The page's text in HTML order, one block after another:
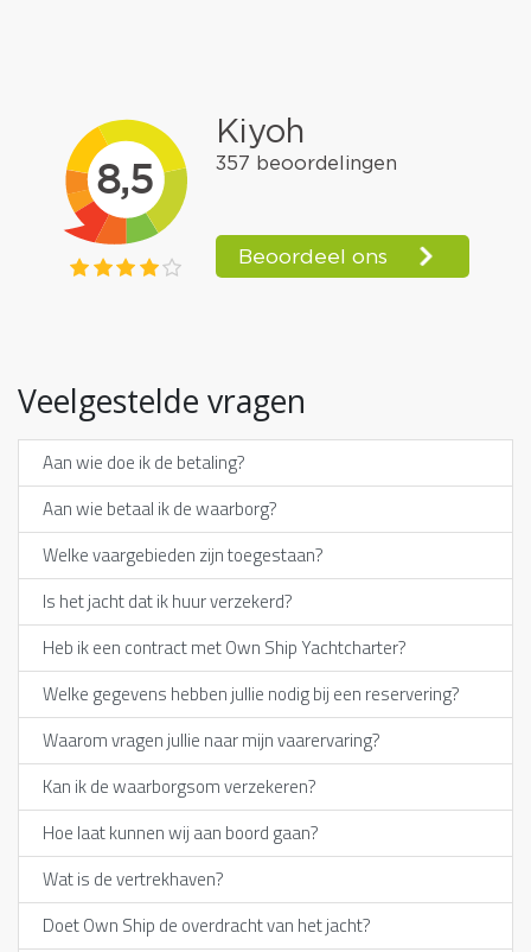
Veelgestelde vragen
Aan wie doe ik de betaling?
Aan wie betaal ik de waarborg?
Welke vaargebieden zijn toegestaan?
Is het jacht dat ik huur verzekerd?
Heb ik een contract met Own Ship Yachtcharter?
Welke gegevens hebben jullie nodig bij een reservering?
Waarom vragen jullie naar mijn vaarervaring?
Kan ik de waarborgsom verzekeren?
Hoe laat kunnen wij aan boord gaan?
Wat is de vertrekhaven?
Doet Own Ship de overdracht van het jacht?